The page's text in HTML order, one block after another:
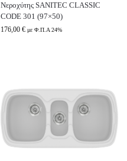
Νεροχύτης SANITEC CLASSIC
CODE 301 (97×50)
176,00 € με Φ.Π.Α 24%